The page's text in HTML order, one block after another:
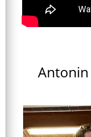
Antonin